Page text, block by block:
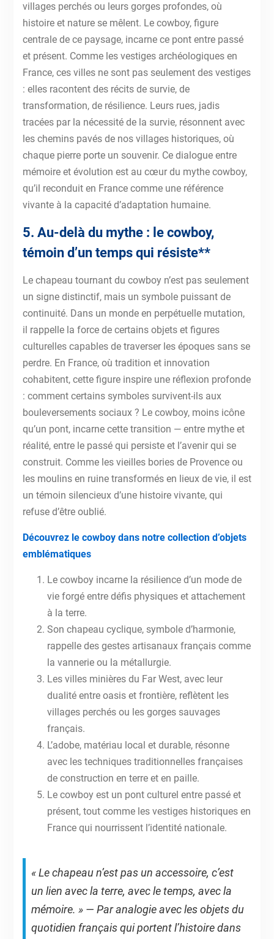
villages perchés ou leurs gorges profondes, où
histoire et nature se mêlent. Le cowboy, figure
centrale de ce paysage, incarne ce pont entre passé
et présent. Comme les vestiges archéologiques en
France, ces villes ne sont pas seulement des vestiges
: elles racontent des récits de survie, de
transformation, de résilience. Leurs rues, jadis
tracées par la nécessité de la survie, résonnent avec
les chemins pavés de nos villages historiques, où
chaque pierre porte un souvenir. Ce dialogue entre
mémoire et évolution est au cœur du mythe cowboy,
qu’il reconduit en France comme une référence
vivante à la capacité d’adaptation humaine.
5. Au-delà du mythe : le cowboy,
témoin d’un temps qui résiste**
Le chapeau tournant du cowboy n’est pas seulement
un signe distinctif, mais un symbole puissant de
continuité. Dans un monde en perpétuelle mutation,
il rappelle la force de certains objets et figures
culturelles capables de traverser les époques sans se
perdre. En France, où tradition et innovation
cohabitent, cette figure inspire une réflexion profonde
: comment certains symboles survivent-ils aux
bouleversements sociaux ? Le cowboy, moins icône
qu’un pont, incarne cette transition — entre mythe et
réalité, entre le passé qui persiste et l’avenir qui se
construit. Comme les vieilles bories de Provence ou
les moulins en ruine transformés en lieux de vie, il est
un témoin silencieux d’une histoire vivante, qui
refuse d’être oublié.
Découvrez le cowboy dans notre collection d’objets
emblématiques
Le cowboy incarne la résilience d’un mode de
vie forgé entre défis physiques et attachement
à la terre.
Son chapeau cyclique, symbole d’harmonie,
rappelle des gestes artisanaux français comme
la vannerie ou la métallurgie.
Les villes minières du Far West, avec leur
dualité entre oasis et frontière, reflètent les
villages perchés ou les gorges sauvages
français.
L’adobe, matériau local et durable, résonne
avec les techniques traditionnelles françaises
de construction en terre et en paille.
Le cowboy est un pont culturel entre passé et
présent, tout comme les vestiges historiques en
France qui nourrissent l’identité nationale.
« Le chapeau n’est pas un accessoire, c’est
un lien avec la terre, avec le temps, avec la
mémoire. » — Par analogie avec les objets du
quotidien français qui portent l’histoire dans